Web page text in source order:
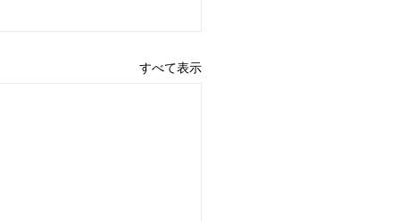
すべて表示